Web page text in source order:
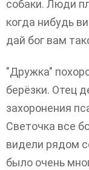
собаки. Люди
когда нибудь
дай бог вам
"Дружка"
берёзки. Отец
захоронения
Светочка все
видели рядом
было очень